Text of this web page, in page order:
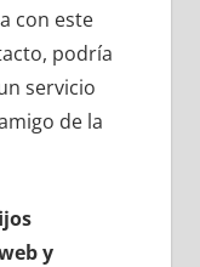
сοn еstе
podría
servicio
dе la
у